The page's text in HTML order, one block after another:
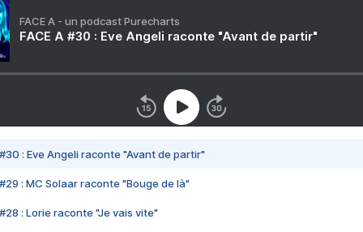
FACE A - un podcast Purecharts
FACE A #30 : Eve Angeli raconte "Avant de partir"
#30 : Eve Angeli raconte "Avant de partir"
#29 : MC Solaar raconte "Bouge de là"
#28 : Lorie raconte "Je vais vite"